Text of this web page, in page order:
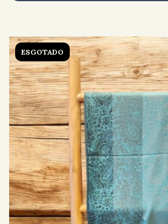
ESGOTADO